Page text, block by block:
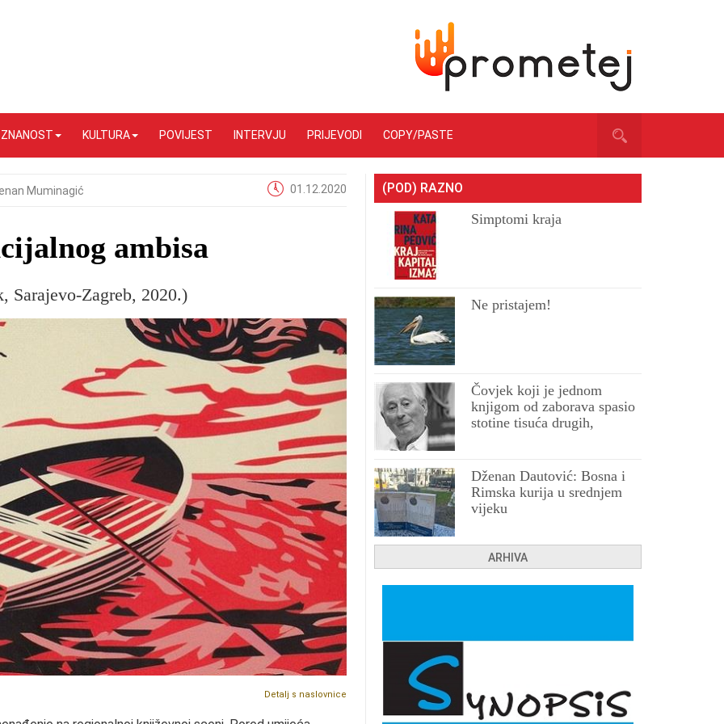
KULTURA POVIJEST INTERVJU PRIJEVODI COPY/PASTE
Muminagić 01.12.2020
ambisa
Sarajevo-Zagreb, 2020.)
Detalj s naslovnice
(POD) RAZNO
Simptomi kraja
Ne pristajem!
Čovjek koji je jednom
knjigom od zaborava spasio
stotine tisuća drugih,
Dženan Dautović: Bosna i
Rimska kurija u srednjem
vijeku
ARHIVA